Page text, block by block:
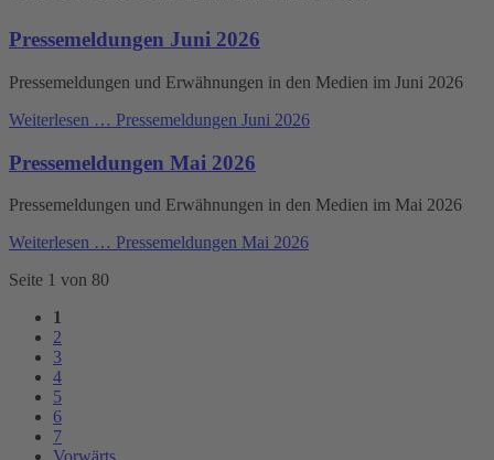
Pressemeldungen Juni 2026
Pressemeldungen und Erwähnungen in den Medien im Juni 2026
Weiterlesen … Pressemeldungen Juni 2026
Pressemeldungen Mai 2026
Pressemeldungen und Erwähnungen in den Medien im Mai 2026
Weiterlesen … Pressemeldungen Mai 2026
Seite 1 von 80
1
2
3
4
5
6
7